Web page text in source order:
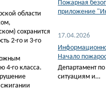
области
сохранится
2-го и 3-го
4-го класса.
Пожарная
приложение
17.04.2026
Начало
Департамент
ситуациям и…